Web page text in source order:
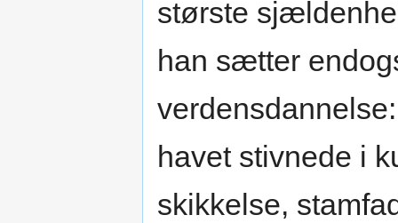
største
han sætter
havet stivnede i
skikkelse,